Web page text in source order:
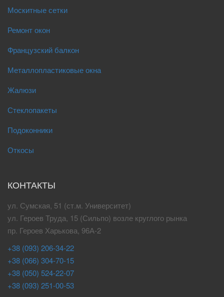
Москитные сетки
Ремонт окон
Французский балкон
Металлопластиковые окна
Жалюзи
Стеклопакеты
Подоконники
Откосы
КОНТАКТЫ
ул. Сумская, 51 (ст.м. Университет)
ул. Героев Труда, 15 (Сильпо) возле круглого рынка
пр. Героев Харькова, 96А-2
+38 (093) 206-34-22
+38 (066) 304-70-15
+38 (050) 524-22-07
+38 (093) 251-00-53